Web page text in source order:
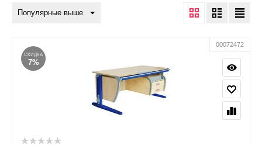
Популярные выше
СКИДКА
7%
00072472